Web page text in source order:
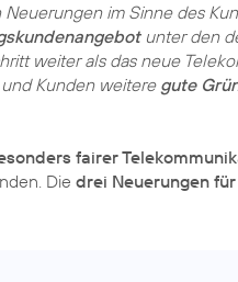
im Sinne des
unter den
weiter als das neue
Kunden weitere gute
fairer
Die drei Neuerungen